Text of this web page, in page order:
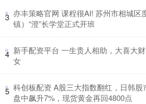
3 亦丰策略官网 课程很AI! 苏州市相城区
镇）“澄”长学堂正式开班
4 新手配资平台 一生贵人相助，大喜大
女
5 科创板配资 A股三大指数翻红，日韩
盘中飙升7%，现货黄金再回4800点